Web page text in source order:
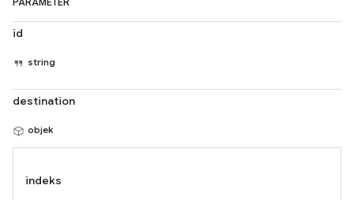
PARAMETER
id
string
destination
objek
indeks